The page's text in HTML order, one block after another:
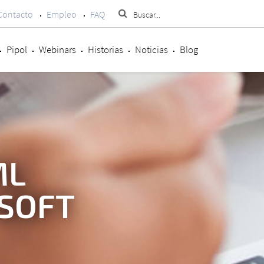
Empleo FAQ
Pipol Webinars Historias Noticias Blog